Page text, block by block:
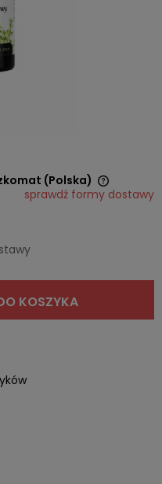
(Polska)
kosztów płatności
sprawdź formy dostawy
KOSZYKA